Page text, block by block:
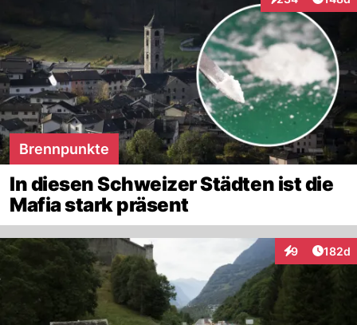
Interaktionen
Brennpunkte
In diesen Schweizer Städten ist die
Mafia stark präsent
9
Interaktionen
182d